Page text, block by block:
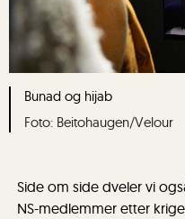
Bunad og hijab
Beitohaugen/Velour
Side om side dveler vi
NS-medlemmer etter